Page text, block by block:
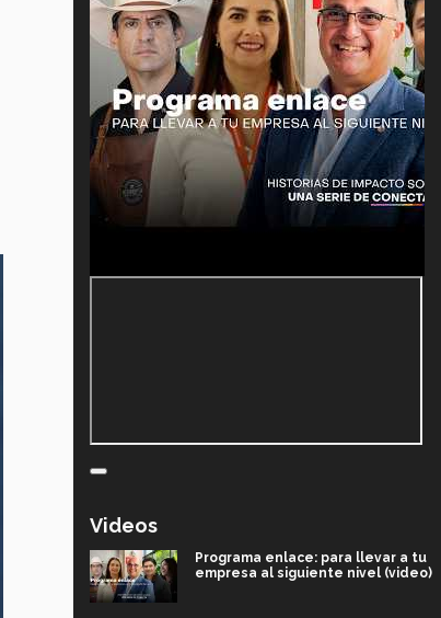
Videos
Programa enlace: para llevar a tu
empresa al siguiente nivel (video)